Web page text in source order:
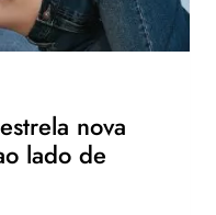
nova
lado de